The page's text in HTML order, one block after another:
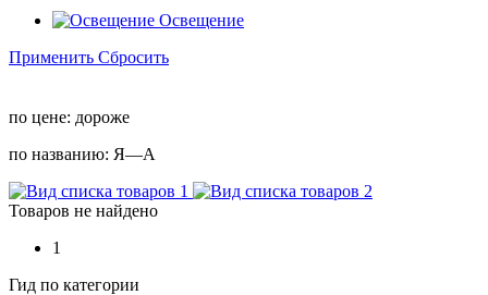
Освещение
Применить Сбросить
по цене: дороже
по названию: Я—А
Товаров не найдено
1
Гид по категории